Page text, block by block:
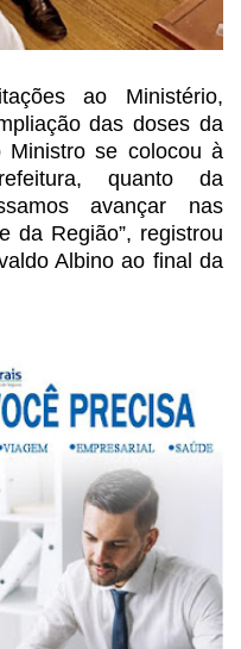
ao Ministério,
das doses da
se colocou à
quanto da
avançar nas
da Região”, registrou
Albino ao final da